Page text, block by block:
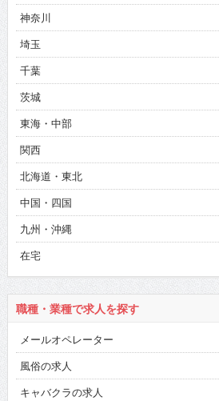
神奈川
埼玉
千葉
茨城
東海・中部
関西
北海道・東北
中国・四国
九州・沖縄
在宅
職種・業種で求人を探す
メールオペレーター
風俗の求人
キャバクラの求人